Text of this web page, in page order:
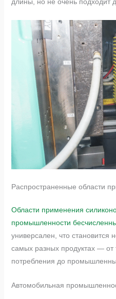
длины, но не очень подходит
Распространенные области
Области применения
промышленности
универсален, что
самых разных продуктах — от
потребления до
Автомобильная